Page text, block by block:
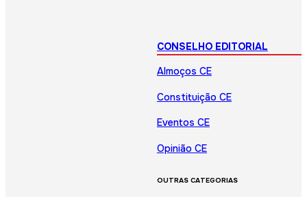
CONSELHO EDITORIAL
Almoços CE
Constituição CE
Eventos CE
Opinião CE
OUTRAS CATEGORIAS